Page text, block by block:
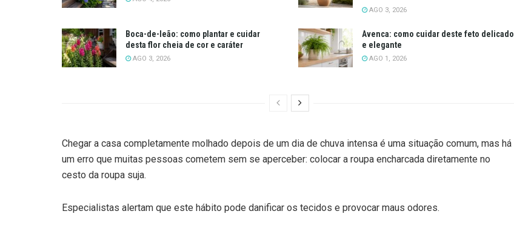
AGO 3, 2026
Boca-de-leão: como plantar e cuidar
desta flor cheia de cor e caráter
AGO 3, 2026
Avenca: como cuidar deste feto delicado
e elegante
AGO 1, 2026
Chegar a casa completamente molhado depois de um dia de chuva intensa é uma situação comum, mas há
um erro que muitas pessoas cometem sem se aperceber: colocar a roupa encharcada diretamente no
cesto da roupa suja.
Especialistas alertam que este hábito pode danificar os tecidos e provocar maus odores.